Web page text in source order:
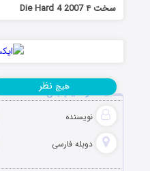
سخت ۴ Die Hard 4 2007
دانلود فیلم جان سخت ۴ Die Hard 4 2007
نویسنده
دوبله فارسی
هیچ نظر